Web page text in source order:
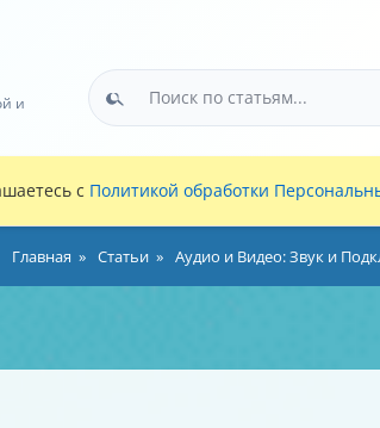
и
с Политикой обработки
Главная Статьи Аудио и Видео: Звук и